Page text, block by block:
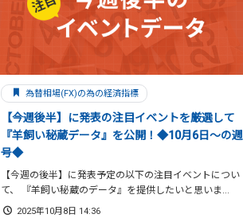
為替相場(FX)の為の経済指標
【今週後半】に発表の注目イベントを厳選して
『羊飼い秘蔵データ』を公開！◆10月6日～の週
号◆
【今週の後半】に発表予定の以下の注目イベントについ
て、 『羊飼い秘蔵のデータ』を提供したいと思いま...
2025年10月8日 14:36